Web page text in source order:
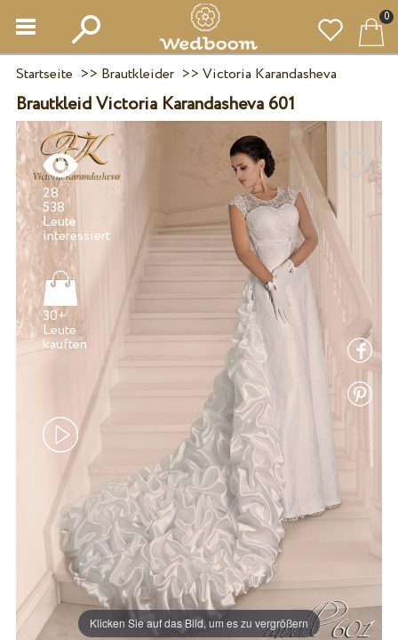
0
Startseite >> Brautkleider>> Victoria Karandasheva
Brautkleid Victoria Karandasheva 601
Klicken Sie auf das Bild, um es zu vergrößern
28
538
Leute
30+
Leute